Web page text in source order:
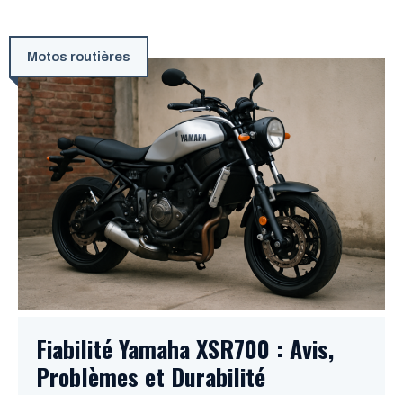
Motos routières
Fiabilité Yamaha XSR700 : Avis,
Problèmes et Durabilité